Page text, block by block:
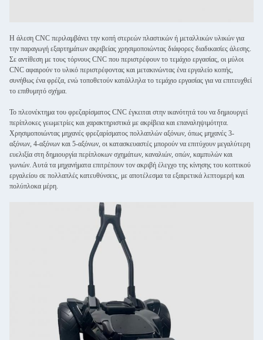
Η άλεση CNC περιλαμβάνει την κοπή στερεών πλαστικών ή μεταλλικών υλικών για
την παραγωγή εξαρτημάτων ακριβείας χρησιμοποιώντας διάφορες διαδικασίες άλεσης.
Σε αντίθεση με τους τόρνους CNC που περιστρέφουν το τεμάχιο εργασίας, οι μύλοι
CNC αφαιρούν το υλικό περιστρέφοντας και μετακινώντας ένα εργαλείο κοπής,
συνήθως ένα φρέζα, ενώ τοποθετούν κατάλληλα το τεμάχιο εργασίας για να επιτευχθεί
το επιθυμητό σχήμα.
Το πλεονέκτημα του φρεζαρίσματος CNC έγκειται στην ικανότητά του να δημιουργεί
περίπλοκες γεωμετρίες και χαρακτηριστικά με ακρίβεια και επαναληψιμότητα.
Χρησιμοποιώντας μηχανές φρεζαρίσματος πολλαπλών αξόνων, όπως μηχανές 3-
αξόνων, 4-αξόνων και 5-αξόνων, οι κατασκευαστές μπορούν να επιτύχουν μεγαλύτερη
ευελιξία στη δημιουργία περίπλοκων σχημάτων, καναλιών, οπών, καμπυλών και
γωνιών. Αυτά τα μηχανήματα επιτρέπουν τον ακριβή έλεγχο της κίνησης του κοπτικού
εργαλείου σε πολλαπλές κατευθύνσεις, με αποτέλεσμα τα εξαιρετικά λεπτομερή και
πολύπλοκα μέρη.